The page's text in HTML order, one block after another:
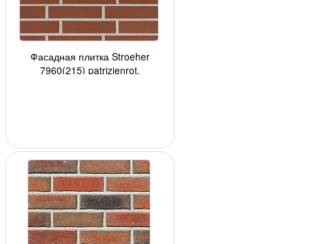
Фасадная плитка Stroeher
7960(215) patrizienrot,